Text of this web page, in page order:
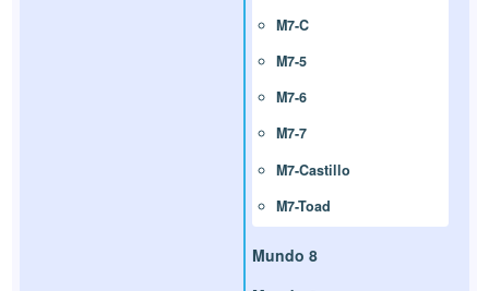
M7-C
M7-5
M7-6
M7-7
M7-Castillo
M7-Toad
Mundo 8